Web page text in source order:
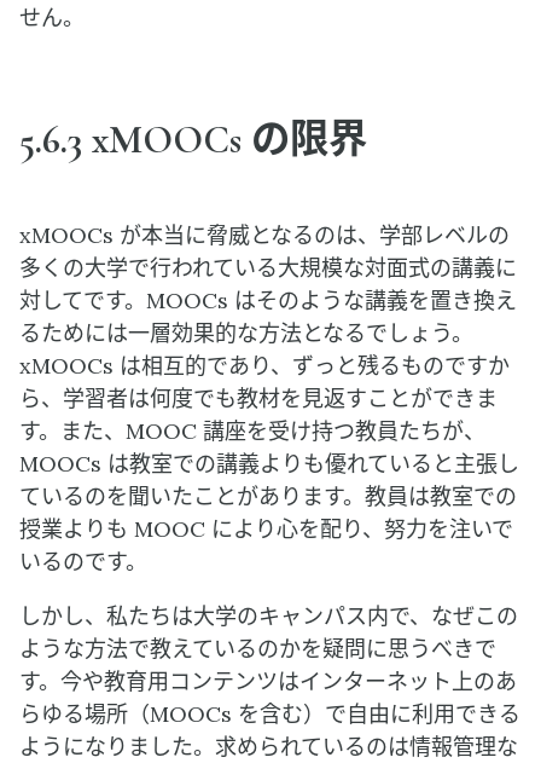
せん。
5.6.3 xMOOCs の限界
xMOOCs が本当に脅威となるのは、学部レベルの
多くの大学で行われている大規模な対面式の講義に
対してです。MOOCs はそのような講義を置き換え
るためには一層効果的な方法となるでしょう。
xMOOCs は相互的であり、ずっと残るものですか
ら、学習者は何度でも教材を見返すことができま
す。また、MOOC 講座を受け持つ教員たちが、
MOOCs は教室での講義よりも優れていると主張し
ているのを聞いたことがあります。教員は教室での
授業よりも MOOC により心を配り、努力を注いで
いるのです。
しかし、私たちは大学のキャンパス内で、なぜこの
ような方法で教えているのかを疑問に思うべきで
す。今や教育用コンテンツはインターネット上のあ
らゆる場所（MOOCs を含む）で自由に利用できる
ようになりました。求められているのは情報管理な